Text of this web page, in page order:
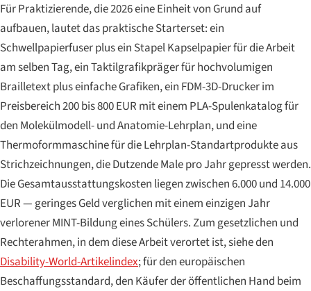
Für Praktizierende, die 2026 eine Einheit von Grund auf
aufbauen, lautet das praktische Starterset: ein
Schwellpapierfuser plus ein Stapel Kapselpapier für die Arbeit
am selben Tag, ein Taktilgrafikpräger für hochvolumigen
Brailletext plus einfache Grafiken, ein FDM-3D-Drucker im
Preisbereich 200 bis 800 EUR mit einem PLA-Spulenkatalog für
den Molekülmodell- und Anatomie-Lehrplan, und eine
Thermoformmaschine für die Lehrplan-Standartprodukte aus
Strichzeichnungen, die Dutzende Male pro Jahr gepresst werden.
Die Gesamtausstattungskosten liegen zwischen 6.000 und 14.000
EUR — geringes Geld verglichen mit einem einzigen Jahr
verlorener MINT-Bildung eines Schülers. Zum gesetzlichen und
Rechterahmen, in dem diese Arbeit verortet ist, siehe den
Disability-World-Artikelindex; für den europäischen
Beschaffungsstandard, den Käufer der öffentlichen Hand beim